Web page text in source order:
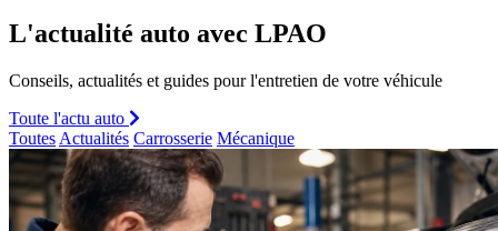
L'actualité auto avec LPAO
Conseils, actualités et guides pour l'entretien de votre véhicule
Toute l'actu auto
Toutes Actualités Carrosserie Mécanique